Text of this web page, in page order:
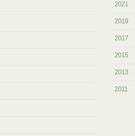
2021
2019
2017
2015
2013
2011